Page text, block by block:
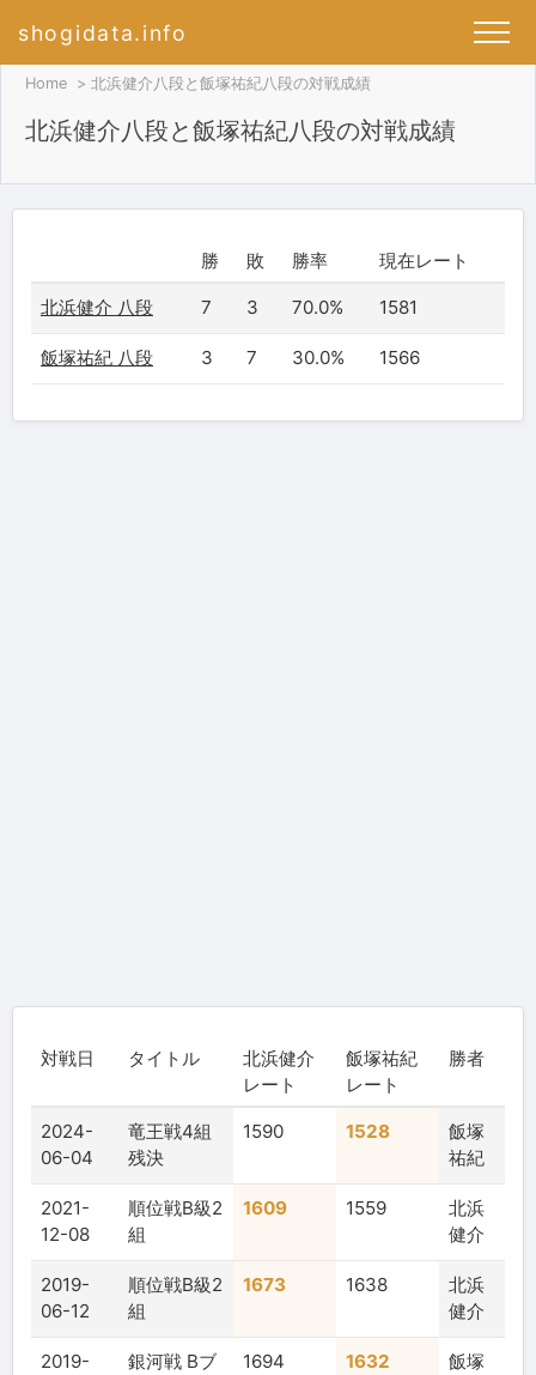
shogidata.info
Home 北浜健介八段と飯塚祐紀八段の対戦成績
北浜健介八段と飯塚祐紀八段の対戦成績
勝 敗 勝率 現在レート
北浜健介 八段 7 3 70.0% 1581
飯塚祐紀 八段 3 7 30.0% 1566
対戦日 タイトル
北浜健介
レート
飯塚祐紀
レート
勝者
2024-
06-04
竜王戦4組
残決
1590 1528
飯塚
祐紀
2021-
12-08
順位戦B級2
組
1609 1559
北浜
健介
2019-
06-12
順位戦B級2
組
1673 1638
北浜
健介
2019-
銀河戦 Bブ
1694 1632
飯塚